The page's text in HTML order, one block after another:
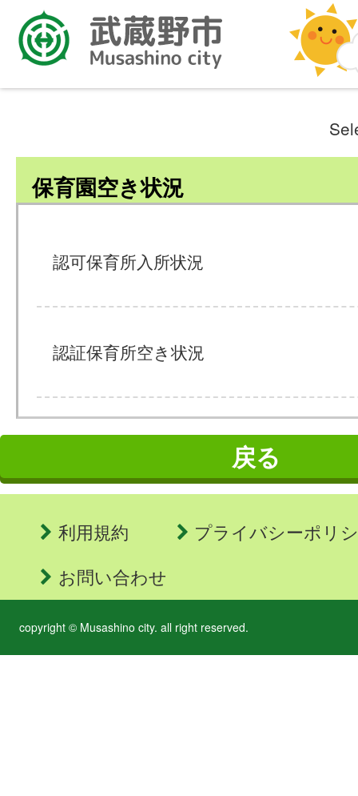
保育園空き状況
認可保育所入所状況
認証保育所空き状況
戻る
利用規約
プライバシーポリ
お問い合わせ
copyright © Musashino city. all right reserved.